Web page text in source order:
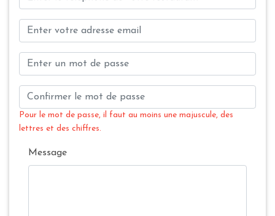
Pour le mot de passe, il faut au moins une majuscule, des
lettres et des chiffres.
Message